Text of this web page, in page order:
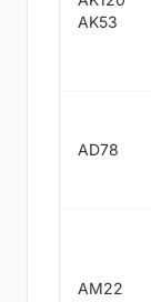
AK53
AD78
AM22